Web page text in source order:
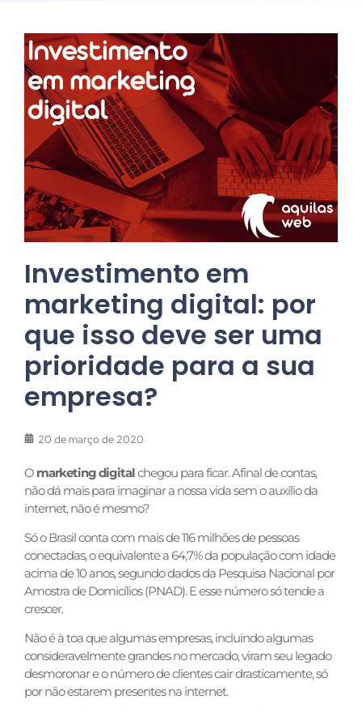
Investimento em
marketing digital: por
que isso deve ser uma
prioridade para a sua
empresa?
20 de março de 2020
O marketing digitalchegou para ficar. Afinal de contas,
não dá mais para imaginar a nossa vida sem o auxílio da
internet, não é mesmo?
Só o Brasil conta com mais de 116 milhões de pessoas
conectadas, o equivalente a 64,7% da população com idade
acima de 10 anos, segundo dados da Pesquisa Nacional por
Amostra de Domicílios (PNAD). E esse número só tende a
crescer.
Não é à toa que algumas empresas, incluindo algumas
consideravelmente grandes no mercado, viram seu legado
desmoronar e o número de clientes cair drasticamente, só
por não estarem presentes na internet.